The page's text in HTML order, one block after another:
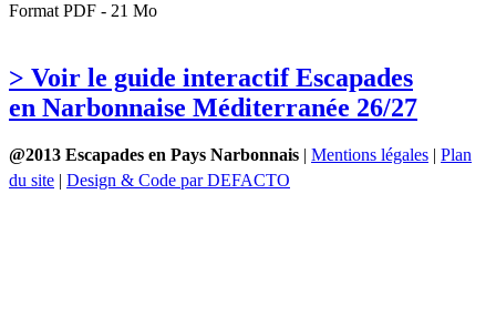
Format PDF - 21 Mo
> Voir le guide interactif Escapades
en Narbonnaise Méditerranée 26/27
@2013 Escapades en Pays Narbonnais | Mentions légales | Plan
du site | Design & Code par DEFACTO